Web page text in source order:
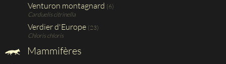
Venturon montagnard (6)
Carduelis citrinella
Verdier d'Europe (23)
Chloris chloris
Mammifères